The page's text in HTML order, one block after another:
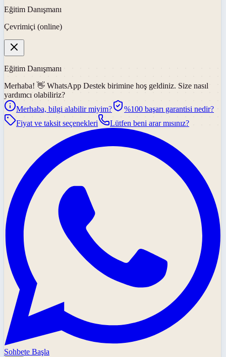
Eğitim Danışmanı
Çevrimiçi (online)
Eğitim Danışmanı
Merhaba! 👋 WhatsApp Destek birimine hoş geldiniz. Size nasıl
yardımcı olabiliriz?
Merhaba, bilgi alabilir miyim?
%100 başarı garantisi nedir?
Fiyat ve taksit seçenekleri
Lütfen beni arar mısınız?
Sohbete Başla